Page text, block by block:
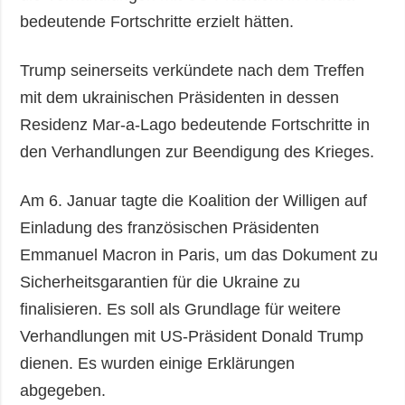
bedeutende Fortschritte erzielt hätten.
Trump seinerseits verkündete nach dem Treffen
mit dem ukrainischen Präsidenten in dessen
Residenz Mar-a-Lago bedeutende Fortschritte in
den Verhandlungen zur Beendigung des Krieges.
Am 6. Januar tagte die Koalition der Willigen auf
Einladung des französischen Präsidenten
Emmanuel Macron in Paris, um das Dokument zu
Sicherheitsgarantien für die Ukraine zu
finalisieren. Es soll als Grundlage für weitere
Verhandlungen mit US-Präsident Donald Trump
dienen. Es wurden einige Erklärungen
abgegeben.